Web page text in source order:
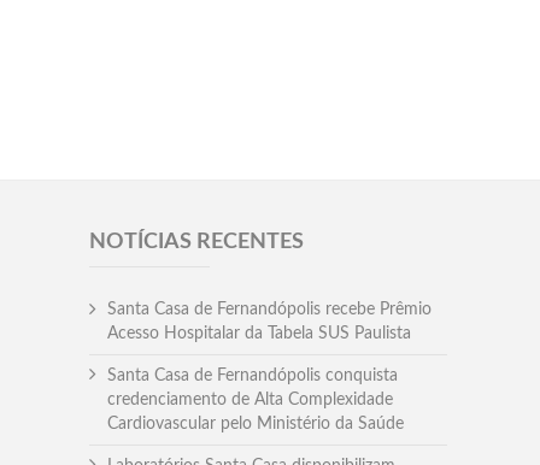
NOTÍCIAS RECENTES
Santa Casa de Fernandópolis recebe Prêmio
Acesso Hospitalar da Tabela SUS Paulista
Santa Casa de Fernandópolis conquista
credenciamento de Alta Complexidade
Cardiovascular pelo Ministério da Saúde